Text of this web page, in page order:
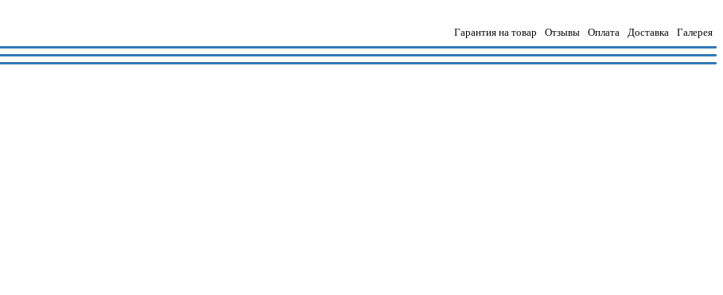
Галерея
Доставка
Оплата
Отзывы
Гарантия на товар